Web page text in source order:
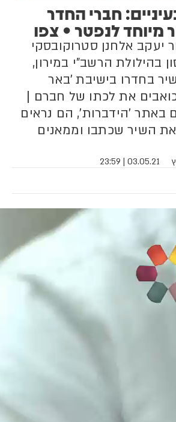
חברי החדר
מיוחד לנפטר • צפו
יעקב אלחנן סטרוקובסקי
בהילולת הרשב"י במירון,
בחדרו בישיבת 'באר
את לכתו של חברם |
באתר 'הידברות', הם נראים
השיר שכתבו וממאנים
03.05.21 | 23:59